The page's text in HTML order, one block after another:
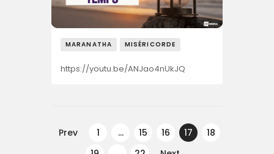
MARANATHA MISÉRICORDE
https://youtu.be/ANJao4nUkJQ
de
artigos
Prev PAGE
1 … PAGE
15 PAGE
16 PAGE
17 PAGE
18